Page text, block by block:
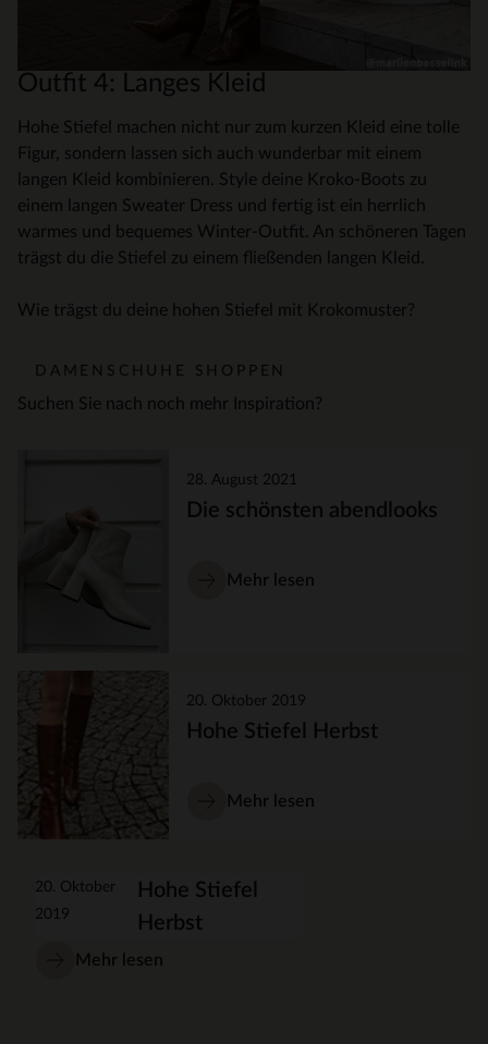
Outfit 4: Langes Kleid
Hohe Stiefel machen nicht nur zum kurzen Kleid eine tolle
Figur, sondern lassen sich auch wunderbar mit einem
langen Kleid kombinieren. Style deine Kroko-Boots zu
einem langen Sweater Dress und fertig ist ein herrlich
warmes und bequemes Winter-Outfit. An schöneren Tagen
trägst du die Stiefel zu einem fließenden langen Kleid.
Wie trägst du deine hohen Stiefel mit Krokomuster?
DAMENSCHUHE SHOPPEN
Suchen Sie nach noch mehr Inspiration?
28. August 2021
Die schönsten abendlooks
Mehr lesen
20. Oktober 2019
Hohe Stiefel Herbst
Mehr lesen
20. Oktober
2019
Hohe Stiefel
Herbst
Mehr lesen